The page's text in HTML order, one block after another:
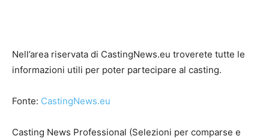
Nell’area riservata di CastingNews.eu troverete tutte le
informazioni utili per poter partecipare al casting.
Fonte: CastingNews.eu
Casting News Professional (Selezioni per comparse e